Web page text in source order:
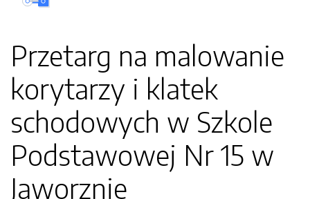
Przetarg na malowanie
korytarzy i klatek
schodowych w Szkole
Podstawowej Nr 15 w
Jaworznie